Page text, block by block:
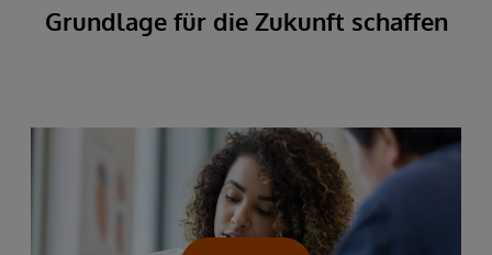
Grundlage für die Zukunft schaffen